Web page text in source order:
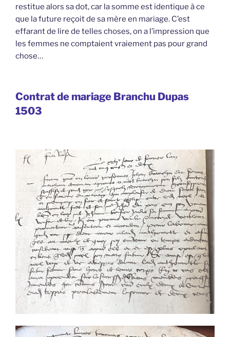
restitue alors sa dot, car la somme est identique à ce
que la future reçoit de sa mère en mariage. C’est
effarant de lire de telles choses, on a l’impression que
les femmes ne comptaient vraiement pas pour grand
chose…
Contrat de mariage Branchu Dupas
1503